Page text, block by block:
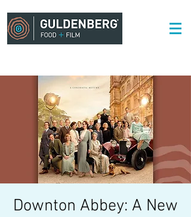
Downton Abbey: A New